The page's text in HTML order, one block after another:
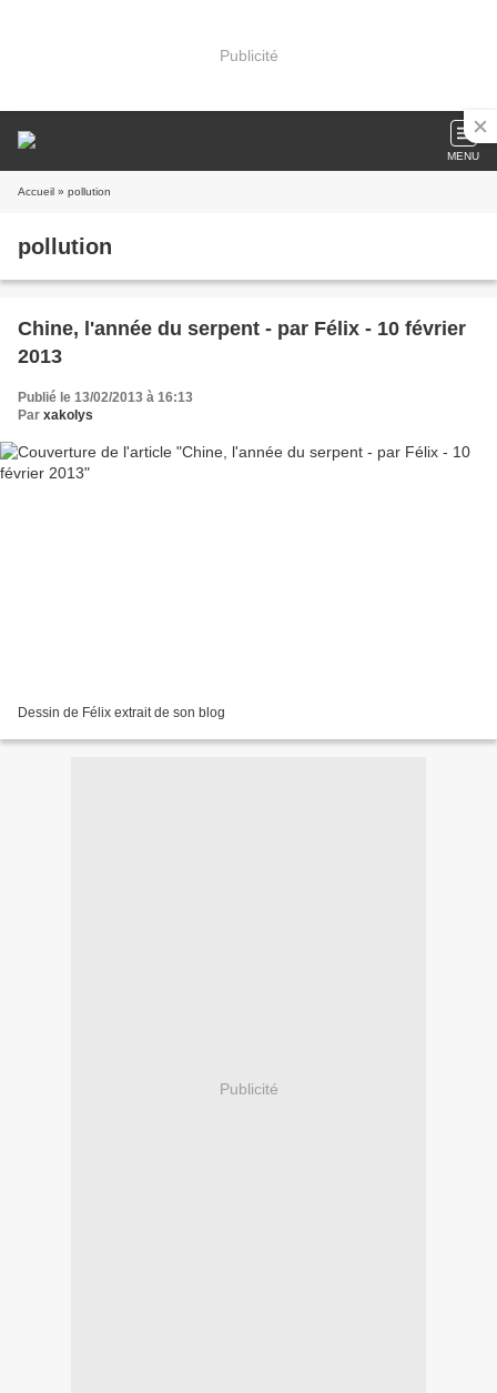
Publicité
MENU
Accueil » pollution
pollution
Chine, l'année du serpent - par Félix - 10 février
2013
Publié le 13/02/2013 à 16:13
Par xakolys
Dessin de Félix extrait de son blog
Publicité